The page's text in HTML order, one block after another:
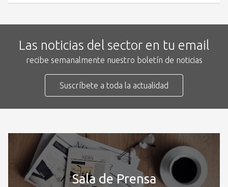
Las noticias del sector en tu email
recibe semanalmente nuestro boletín de noticias
Suscríbete a toda la actualidad
Sala de Prensa